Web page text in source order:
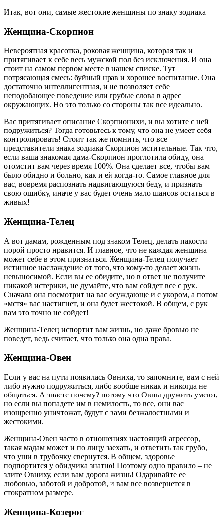
Итак, вот они, самые жестокие женщины по знаку зодиака
Женщина-Скорпион
Невероятная красотка, роковая женщина, которая так и
притягивает к себе весь мужской пол без исключения. И она
стоит на самом первом месте в нашем списке. Тут
потрясающая смесь: буйный нрав и хорошее воспитание. Она
достаточно интеллигентная, и не позволяет себе
неподобающее поведение или грубые слова в адрес
окружающих. Но это только со стороны так все идеально.
Вас притягивает описание Скорпионихи, и вы хотите с ней
подружиться? Тогда готовьтесь к тому, что она не умеет себя
контролировать! Стоит так же помнить, что все
представители знака зодиака Скорпион мстительные. Так что,
если ваша знакомая дама-Скорпион проглотила обиду, она
отомстит вам через время 100%. Она сделает все, чтобы вам
было обидно и больно, как и ей когда-то. Самое главное для
вас, вовремя распознать надвигающуюся беду, и признать
свою ошибку, иначе у вас будет очень мало шансов остаться в
живых!
Женщина-Телец
А вот дамам, рожденным под знаком Телец, делать пакости
порой просто нравится. И главное, что не каждая женщина
может себе в этом признаться. Женщина-Телец получает
истинное наслаждение от того, что кому-то делает жизнь
невыносимой. Если вы ее обидите, но в ответ не получите
никакой истерики, не думайте, что вам сойдет все с рук.
Сначала она посмотрит на вас осуждающе и с укором, а потом
«мстя» вас настигнет, и она будет жестокой. В общем, с рук
вам это точно не сойдет!
Женщина-Телец испортит вам жизнь, но даже бровью не
поведет, ведь считает, что только она одна права.
Женщина-Овен
Если у вас на пути появилась Овниха, то запомните, вам с ней
либо нужно подружиться, либо вообще никак и никогда не
общаться. А знаете почему? потому что Овны дружить умеют,
но если вы попадете им в немилость, то все, они вас
изощренно уничтожат, будут с вами безжалостными и
жестокими.
Женщина-Овен часто в отношениях настоящий агрессор,
такая мадам может и по лицу заехать, и ответить так грубо,
что уши в трубочку свернутся. В общем, здоровье
подпортится у обидчика знатно! Поэтому одно правило – не
злите Овниху, если вам дорога жизнь! Одаривайте ее
любовью, заботой и добротой, и вам все возвернется в
стократном размере.
Женщина-Козерог